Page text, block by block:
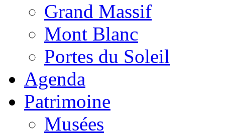
Grand Massif
Mont Blanc
Portes du Soleil
Agenda
Patrimoine
Musées